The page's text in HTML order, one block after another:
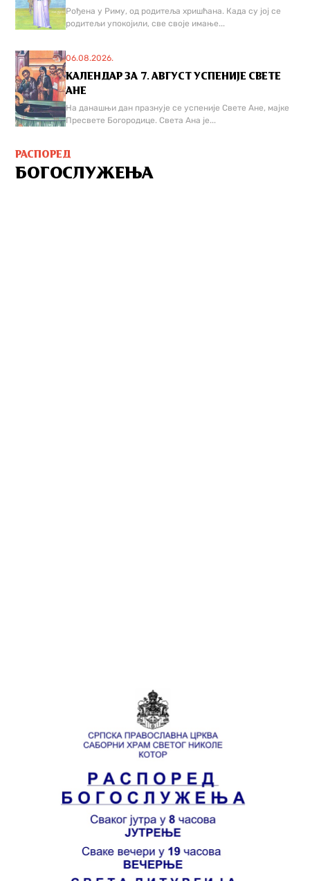
Рођена у Риму, од родитеља хришћана. Када су јој се
родитељи упокојили, све своје имање...
06.08.2026.
КАЛЕНДАР ЗА 7. АВГУСТ УСПЕНИЈЕ СВЕТЕ
АНЕ
На данашњи дан празнује се успеније Свете Ане, мајке
Пресвете Богородице. Света Ана је...
РАСПОРЕД
БОГОСЛУЖЕЊА